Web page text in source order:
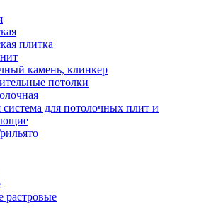
плитка
камень, клинкер
потолки
система для потолочных плит и
растровые